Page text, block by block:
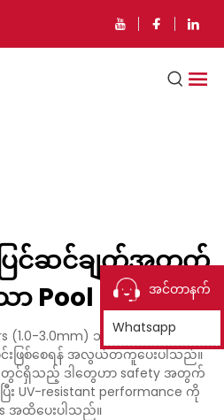
ပြင်ဆင်ချက်အတွက်
Pool Liners
(1.0-3.0mm) သည် pools နှင့် spas
ဖြစ်စေရန် အလွယ်တကူပေးပါသည်။
တွင်ရှိသည့် ဒါတွေဟာ safety အတွက်
း UV-resistant performance ကို
အထိပေးပါသည်။
အင်တာနက်
Whatsapp